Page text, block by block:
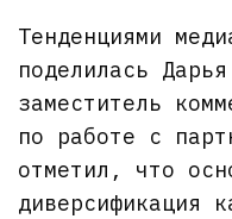
Тенденциями
поделилась
заместитель
по работе с
отметил, что
диверсификация